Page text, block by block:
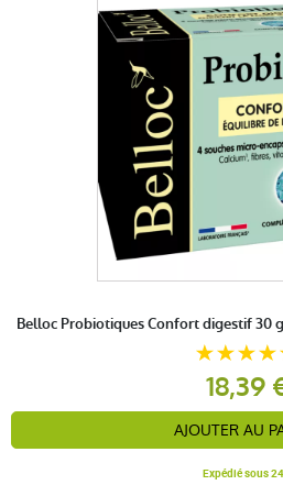
Belloc Probiotiques Confort digestif 30
18,39
AJOUTER AU
Expédié sous